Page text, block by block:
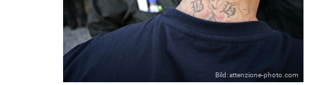
Bild: attenzione-photo.com